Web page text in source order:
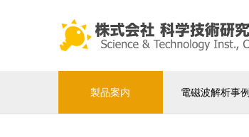
製品案内 電磁波解析事例